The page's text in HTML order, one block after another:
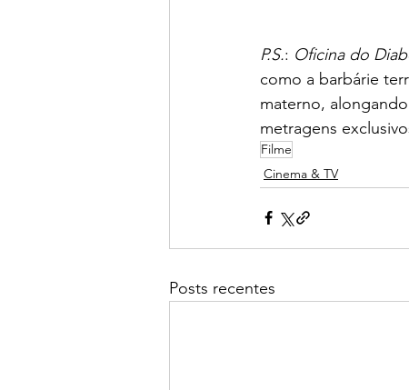
P.S.: Oficina do
como a barbárie
materno,
metragens
Filme
Cinema & TV
Posts recentes